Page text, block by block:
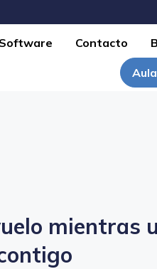
Software Contacto
mientras